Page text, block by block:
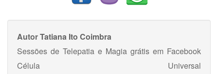
AutorTatiana Ito Coimbra
Sessões de Telepatia e Magia grátis em Facebook
Célula Universal